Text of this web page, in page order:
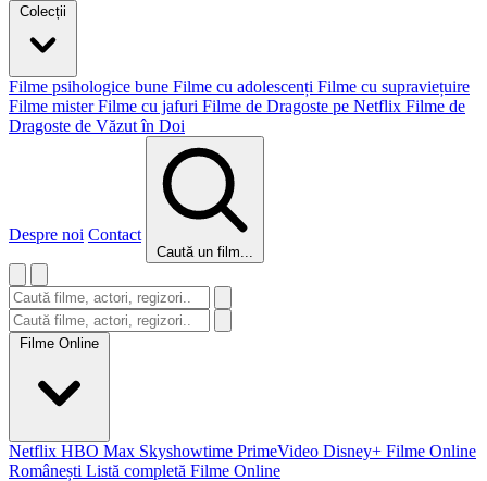
Colecții
Filme psihologice bune Filme cu adolescenți Filme cu supraviețuire
Filme mister Filme cu jafuri Filme de Dragoste pe Netflix Filme de
Dragoste de Văzut în Doi
Despre noi Contact
Caută un film...
Filme Online
Netflix HBO Max Skyshowtime PrimeVideo Disney+ Filme Online
Românești Listă completă Filme Online